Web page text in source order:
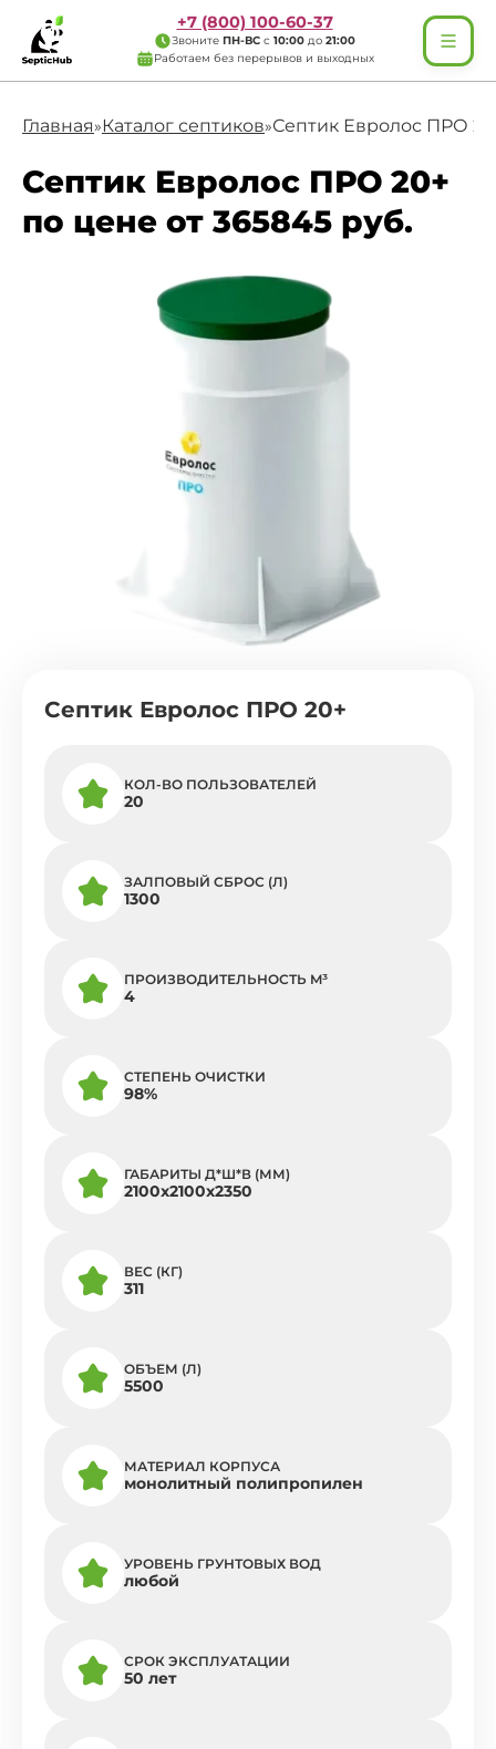
+7 (800) 100-60-37
Звоните ПН-ВС с 10:00 до 21:00
Работаем без перерывов и выходных
Главная»Каталог септиков»Септик Евролос ПРО
Септик Евролос ПРО 20+
по цене от 365845 руб.
Септик Евролос ПРО 20+
КОЛ-ВО ПОЛЬЗОВАТЕЛЕЙ
20
ЗАЛПОВЫЙ СБРОС (Л)
1300
ПРОИЗВОДИТЕЛЬНОСТЬ M³
4
СТЕПЕНЬ ОЧИСТКИ
98%
ГАБАРИТЫ Д*Ш*В (ММ)
2100x2100x2350
ВЕС (КГ)
311
ОБЪЕМ (Л)
5500
МАТЕРИАЛ КОРПУСА
монолитный полипропилен
УРОВЕНЬ ГРУНТОВЫХ ВОД
любой
СРОК ЭКСПЛУАТАЦИИ
50 лет